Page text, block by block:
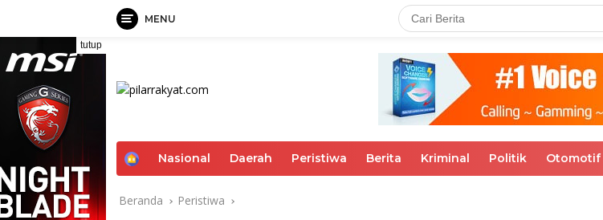
ke
MENU
tutup
H
e
Nasional Daerah Peristiwa Berita Kriminal Politik Otomotif
Beranda Peristiwa